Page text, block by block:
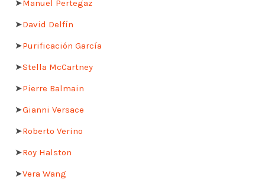
➤Manuel Pertegaz
➤David Delfín
➤Purificación García
➤Stella McCartney
➤Pierre Balmain
➤Gianni Versace
➤Roberto Verino
➤Roy Halston
➤Vera Wang